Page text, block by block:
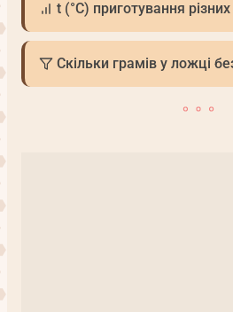
t (°С) приготування
Скільки грамів у ложці